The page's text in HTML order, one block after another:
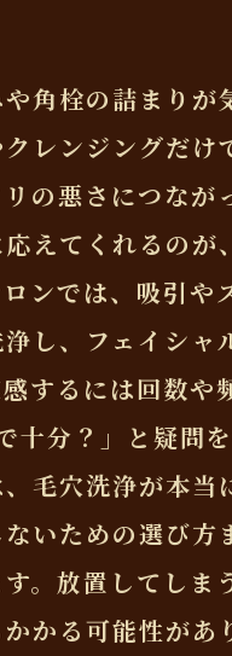
角栓の詰まり
レンジングだけ
の悪さにつなが
えてくれるの
ンでは、吸引や
し、フェイシャ
するには回数や
十分？」と疑問
毛穴洗浄が本
いための選び
。放置してしま
かる可能性があ